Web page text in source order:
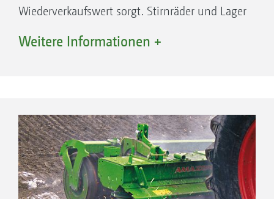
Wiederverkaufswert sorgt. Stirnräder und Lager
wartungsfrei – keine Schmiernippel.
Exaktabstände von allen Lagersitzen für
eine maximale Laufruhe
Hoch belastbare Kegelrollenlager mit
großem Lagerabstand
Weitere Informationen +